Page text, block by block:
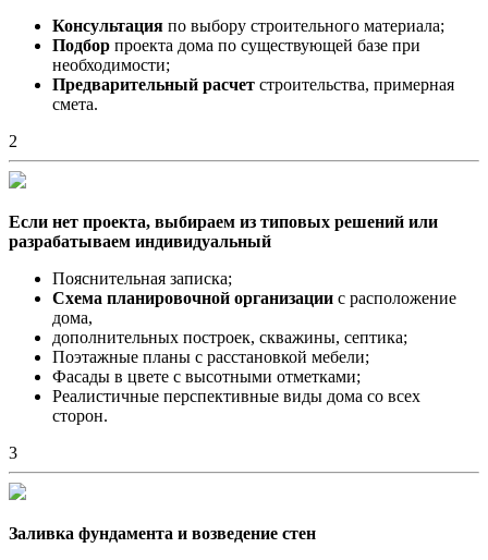
Консультация по выбору строительного материала;
Подбор проекта дома по существующей базе при
необходимости;
Предварительный расчет строительства, примерная
смета.
2
Если нет проекта, выбираем из типовых решений или
разрабатываем индивидуальный
Пояснительная записка;
Схема планировочной организации с расположение
дома,
дополнительных построек, скважины, септика;
Поэтажные планы с расстановкой мебели;
Фасады в цвете с высотными отметками;
Реалистичные перспективные виды дома со всех
сторон.
3
Заливка фундамента и возведение стен